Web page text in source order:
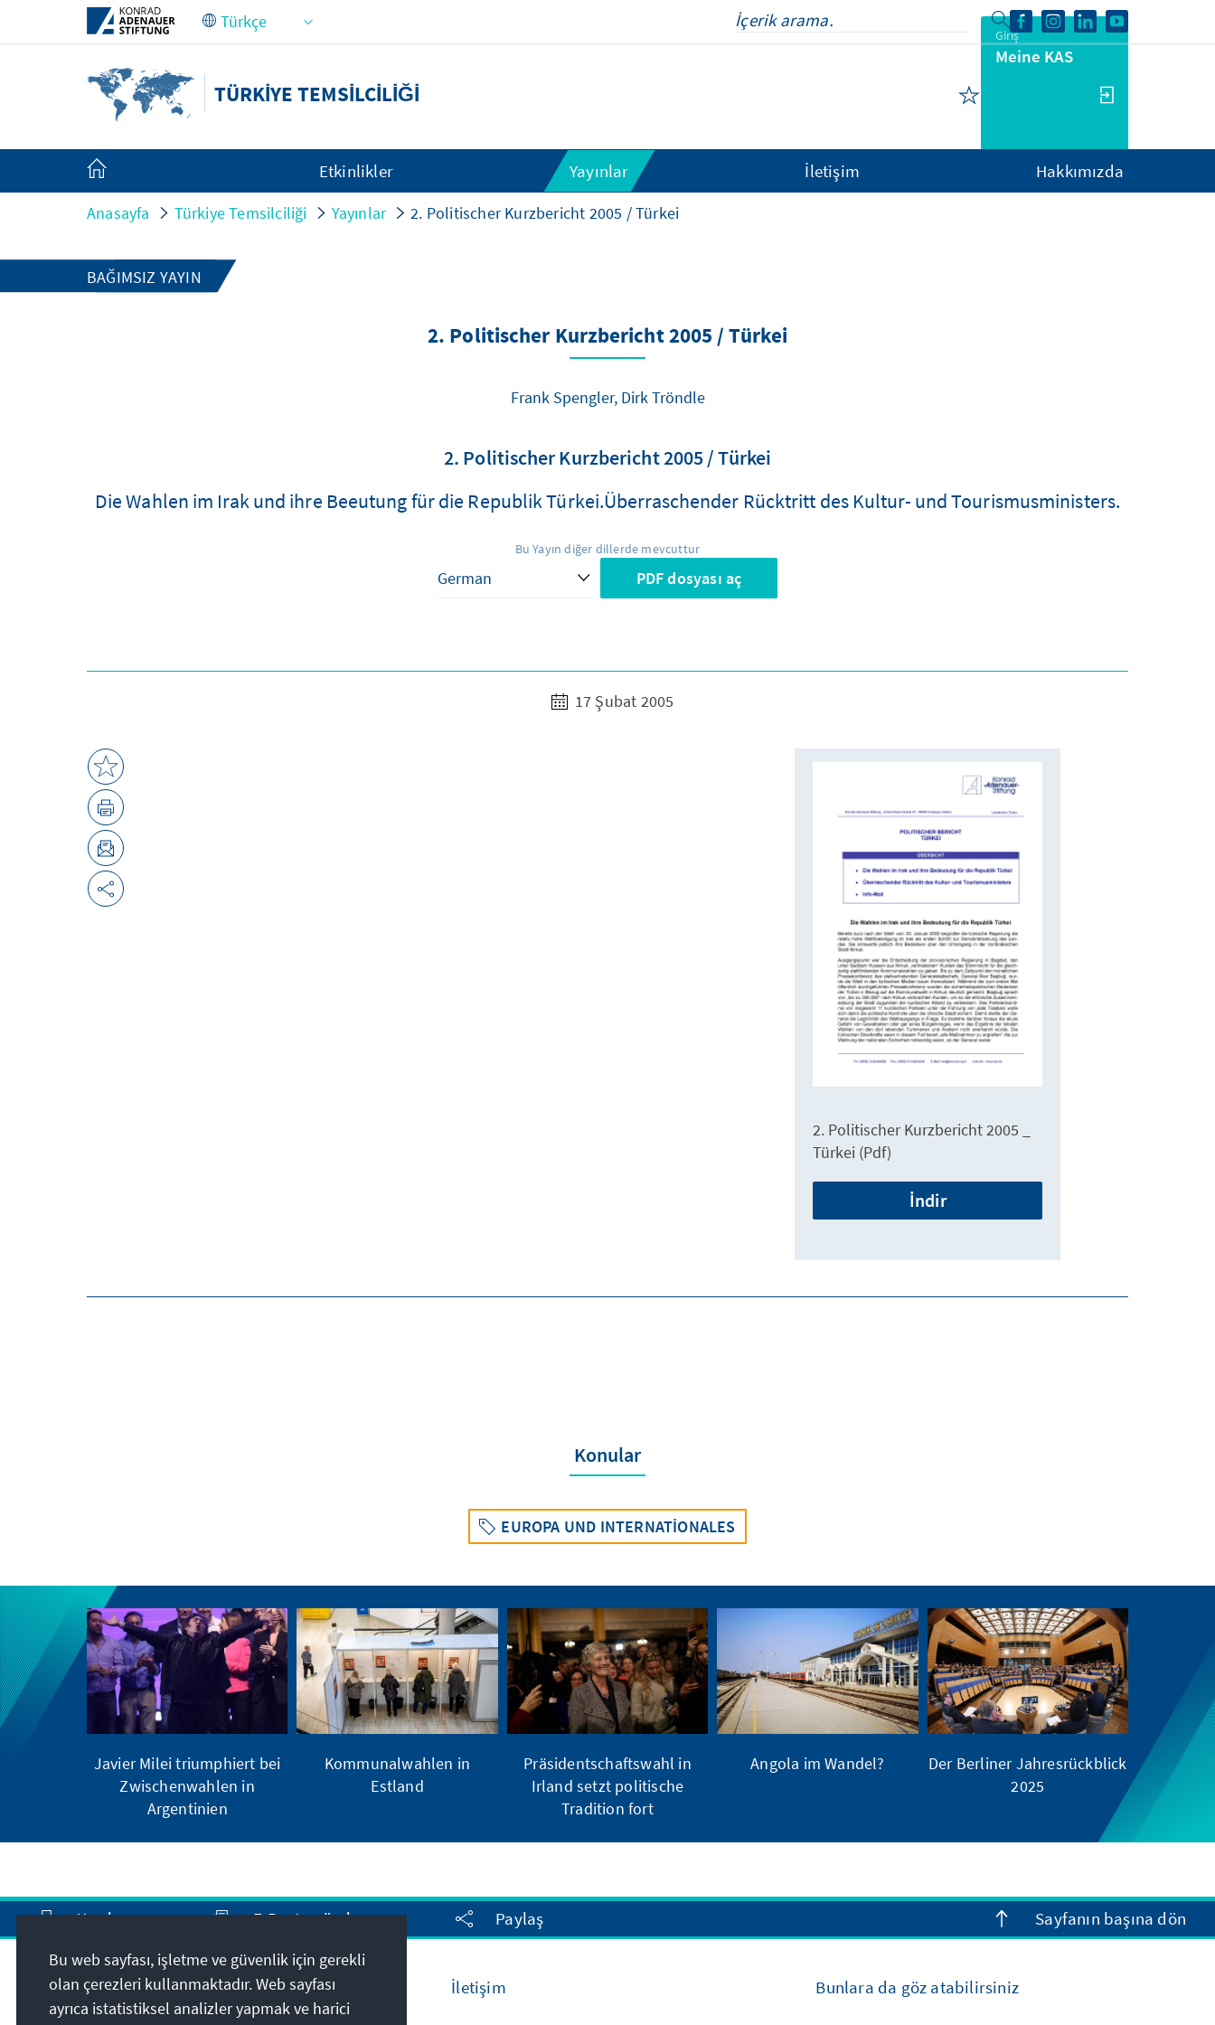
Skip to Main Content
TÜRKIYE TEMSILCILIĞI
Giriş
Meine KAS
Etkinlikler Yayınlar İletişim Hakkımızda
Anasayfa Türkiye Temsilciliği Yayınlar 2. Politischer Kurzbericht 2005 / Türkei
BAĞIMSIZ YAYIN
2. Politischer Kurzbericht 2005 / Türkei
Frank Spengler, Dirk Tröndle
2. Politischer Kurzbericht 2005 / Türkei
Die Wahlen im Irak und ihre Beeutung für die Republik Türkei.Überraschender Rücktritt des Kultur- und Tourismusministers.
Bu Yayın diğer dillerde mevcuttur
PDF dosyası aç
17 Şubat 2005
2. Politischer Kurzbericht 2005 _
Türkei (Pdf)
İndir
Konular
EUROPA UND INTERNATIONALES
Javier Milei triumphiert bei
Zwischenwahlen in
Argentinien
Kommunalwahlen in
Estland
Präsidentschaftswahl in
Irland setzt politische
Tradition fort
Angola im Wandel?
Der Berliner Jahresrückblick
2025
Yazdır E-Posta gönder Paylaş Sayfanın başına dön
Adres İletişim Bunlara da göz atabilirsiniz
Bu web sayfası, işletme ve güvenlik için gerekli
olan çerezleri kullanmaktadır. Web sayfası
ayrıca istatistiksel analizler yapmak ve harici